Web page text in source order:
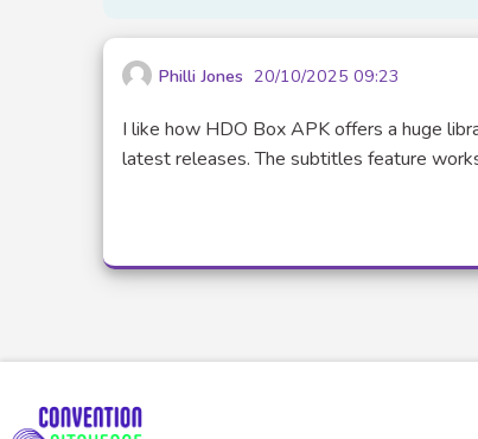
Philli Jones 20/10/2025 09:23
I like how HDO Box APK offers a huge
latest releases. The subtitles feature